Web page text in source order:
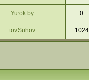
Yurok.by 0
tov.Suhov 1024